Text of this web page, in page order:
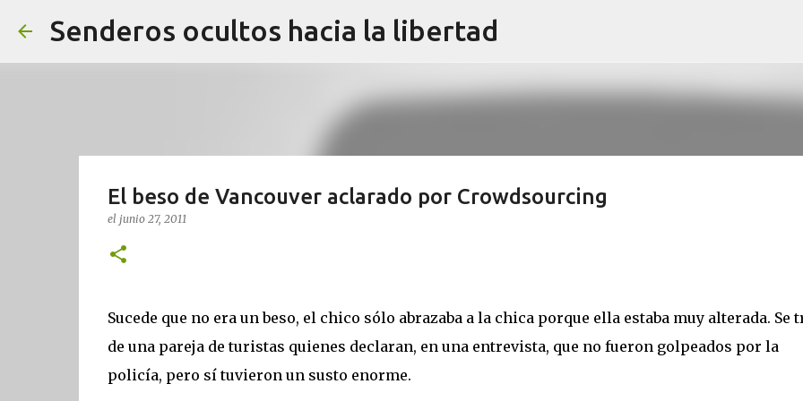
Senderos ocultos hacia la libertad
El beso de Vancouver aclarado por Crowdsourcing
el junio 27, 2011
Sucede que no era un beso, el chico sólo abrazaba a la chica porque ella estaba muy alterada. Se
de una pareja de turistas quienes declaran, en una entrevista, que no fueron golpeados por la
policía, pero sí tuvieron un susto enorme.